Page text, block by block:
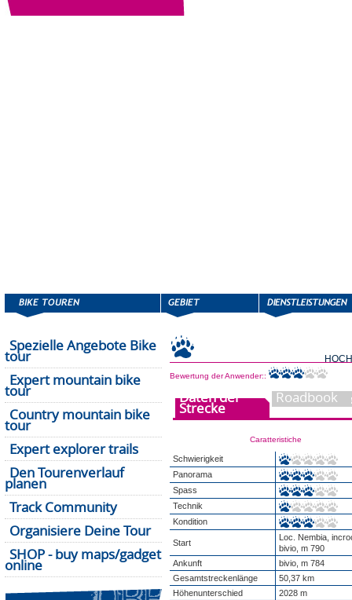
Spezielle Angebote Bike
tour
Expert mountain bike
tour
Country mountain bike
tour
Expert explorer trails
Den Tourenverlauf
planen
Track Community
Organisiere Deine Tour
SHOP - buy maps/gadget
online
Bewertung der Anwender::
Daten der
Strecke
Roadbook
Caratteristiche
Schwierigkeit
Panorama
Spass
Technik
Kondition
Start
Loc. Nembia,
bivio, m 790
Ankunft
bivio, m 784
Gesamtstreckenlänge
50,37 km
Höhenunterschied
2028 m